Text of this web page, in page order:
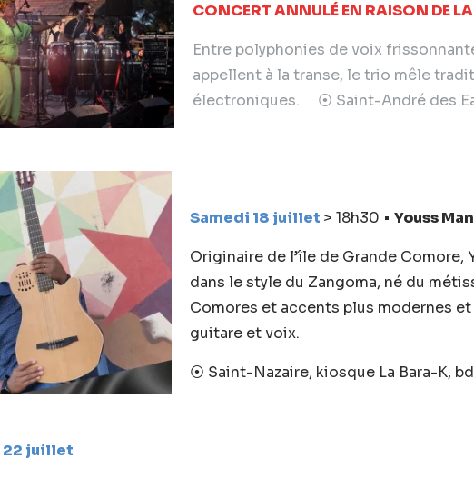
CONCERT ANNULÉ EN RAISON DE
Entre polyphonies de voix
appellent à la transe, le trio mêle
électroniques. ⦿ Saint-André des
Samedi 18 juillet > 18h30 • Youss
Originaire de l’île de Grande
dans le style du Zangoma, né du
Comores et accents plus modernes
guitare et voix.
⦿ Saint-Nazaire, kiosque La Bara-K,
22 juillet